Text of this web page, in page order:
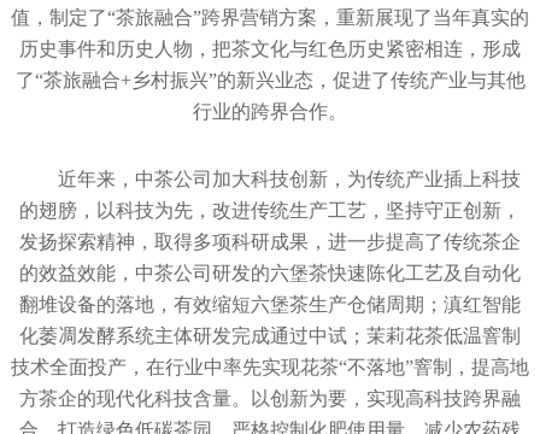
值，制定了“茶旅融合”跨界营销方案，重新展现了当年真实的
历史事件和历史人物，把茶文化与红色历史紧密相连，形成
了“茶旅融合+乡村振兴”的新兴业态，促进了传统产业与其他
行业的跨界合作。
近年来，中茶公司加大科技创新，为传统产业插上科技
的翅膀，以科技为先，改进传统生产工艺，坚持守正创新，
发扬探索精神，取得多项科研成果，进一步提高了传统茶企
的效益效能，中茶公司研发的六堡茶快速陈化工艺及自动化
翻堆设备的落地，有效缩短六堡茶生产仓储周期；滇红智能
化萎凋发酵系统主体研发完成通过中试；茉莉花茶低温窨制
技术全面投产，在行业中率先实现花茶“不落地”窨制，提高地
方茶企的现代化科技含量。以创新为要，实现高科技跨界融
合，打造绿色低碳茶园，严格控制化肥使用量，减少农药残